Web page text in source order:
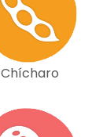
Chícharo